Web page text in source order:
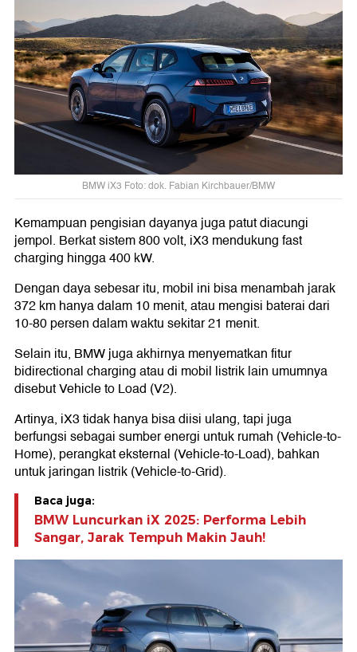
BMW iX3 Foto: dok. Fabian Kirchbauer/BMW
Kemampuan pengisian dayanya juga patut diacungi
jempol. Berkat sistem 800 volt, iX3 mendukung fast
charging hingga 400 kW.
Dengan daya sebesar itu, mobil ini bisa menambah jarak
372 km hanya dalam 10 menit, atau mengisi baterai dari
10-80 persen dalam waktu sekitar 21 menit.
Selain itu, BMW juga akhirnya menyematkan fitur
bidirectional charging atau di mobil listrik lain umumnya
disebut Vehicle to Load (V2).
Artinya, iX3 tidak hanya bisa diisi ulang, tapi juga
berfungsi sebagai sumber energi untuk rumah (Vehicle-to-
Home), perangkat eksternal (Vehicle-to-Load), bahkan
untuk jaringan listrik (Vehicle-to-Grid).
Baca juga:
BMW Luncurkan iX 2025: Performa Lebih
Sangar, Jarak Tempuh Makin Jauh!